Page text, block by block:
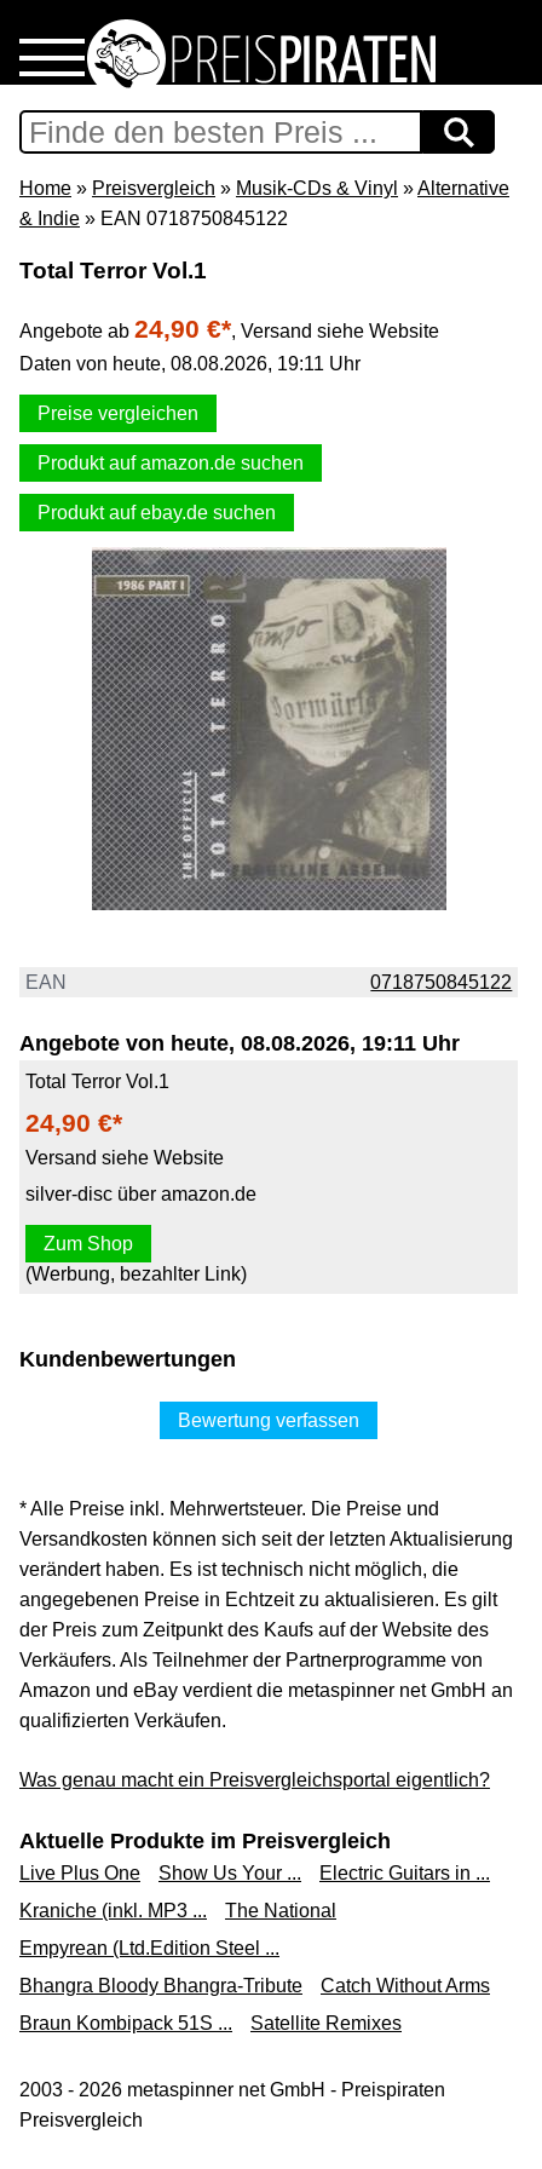
Home
Download
Support & Newsletter
Presse
Datenschutz
Impressum
Home » Preisvergleich » Musik-CDs & Vinyl »Alternative
& Indie » EAN 0718750845122
Total Terror Vol.1
Angebote ab 24,90 €*, Versand siehe Website
Daten von heute, 08.08.2026, 19:11 Uhr
Preise vergleichen
Produkt auf amazon.de suchen
Produkt auf ebay.de suchen
EAN 0718750845122
Angebote von heute, 08.08.2026, 19:11 Uhr
Total Terror Vol.1
24,90 €*
Versand siehe Website
silver-disc über amazon.de
Zum Shop
(Werbung, bezahlter Link)
Kundenbewertungen
Bewertung verfassen
* Alle Preise inkl. Mehrwertsteuer. Die Preise und
Versandkosten können sich seit der letzten Aktualisierung
verändert haben. Es ist technisch nicht möglich, die
angegebenen Preise in Echtzeit zu aktualisieren. Es gilt
der Preis zum Zeitpunkt des Kaufs auf der Website des
Verkäufers. Als Teilnehmer der Partnerprogramme von
Amazon und eBay verdient die metaspinner net GmbH an
qualifizierten Verkäufen.
Was genau macht ein Preisvergleichsportal eigentlich?
Aktuelle Produkte im Preisvergleich
Live Plus One Show Us Your ...
Electric Guitars in ...
Kraniche (inkl. MP3 ...
The National
Empyrean (Ltd.Edition Steel ...
Bhangra Bloody Bhangra-Tribute
Catch Without Arms
Braun Kombipack 51S ...
Satellite Remixes
2003 - 2026 metaspinner net GmbH - Preispiraten
Preisvergleich